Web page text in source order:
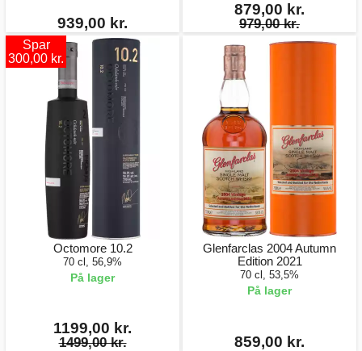
939,00 kr.
879,00 kr.
979,00 kr.
Spar
300,00 kr.
Octomore 10.2
70 cl, 56,9%
På lager
1199,00 kr.
1499,00 kr.
Glenfarclas 2004 Autumn
Edition 2021
70 cl, 53,5%
På lager
859,00 kr.